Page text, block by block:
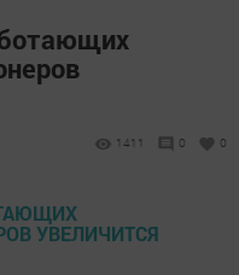
1411 0 0